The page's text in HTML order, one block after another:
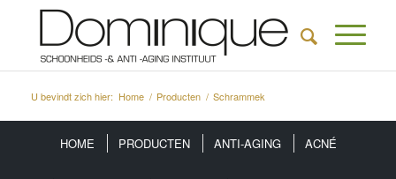
U bevindt zich hier: Home / Producten / Schrammek
HOME PRODUCTEN ANTI-AGING ACNÉ